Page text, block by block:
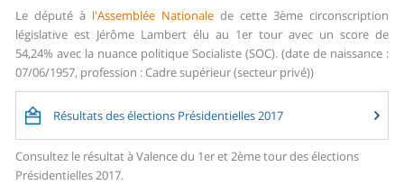
Le député à l'Assemblée Nationale de cette 3ème circonscription
législative est Jérôme Lambert élu au 1er tour avec un score de
54,24% avec la nuance politique Socialiste (SOC). (date de naissance :
07/06/1957, profession : Cadre supérieur (secteur privé))
Résultats des élections Présidentielles 2017
Consultez le résultat à Valence du 1er et 2ème tour des élections
Présidentielles 2017.